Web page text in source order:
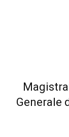
Generale